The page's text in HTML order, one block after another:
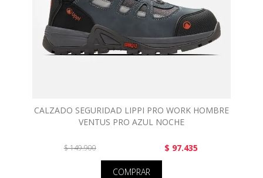
CALZADO SEGURIDAD LIPPI PRO WORK HOMBRE
VENTUS PRO AZUL NOCHE
$ 149.900 $ 97.435
COMPRAR